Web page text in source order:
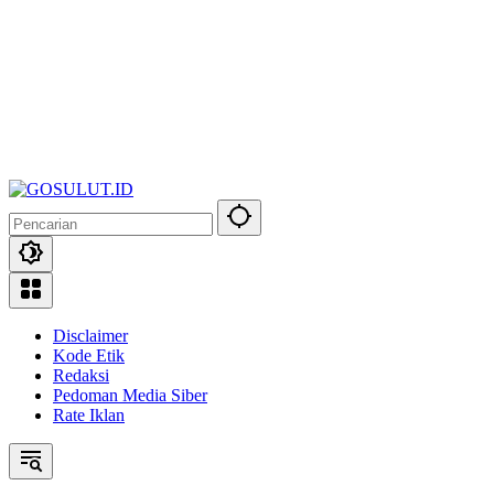
Disclaimer
Kode Etik
Redaksi
Pedoman Media Siber
Rate Iklan